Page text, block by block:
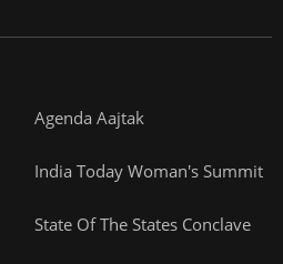
Agenda Aajtak
India Today Woman's Summit
State Of The States Conclave